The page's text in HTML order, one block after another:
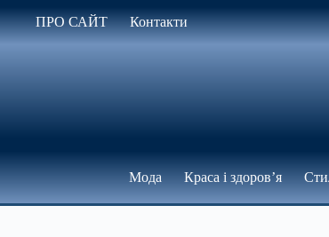
до
вмісту
ПРО САЙТ Контакти
Мода Краса і здоров’я